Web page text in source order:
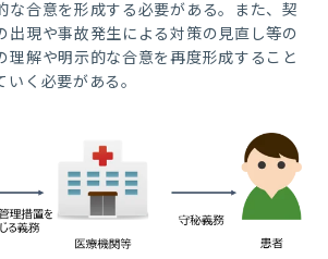
な合意を形成する必要がある。また、契
出現や事故発生による対策の見直し等の
理解や明示的な合意を再度形成すること
く必要がある。